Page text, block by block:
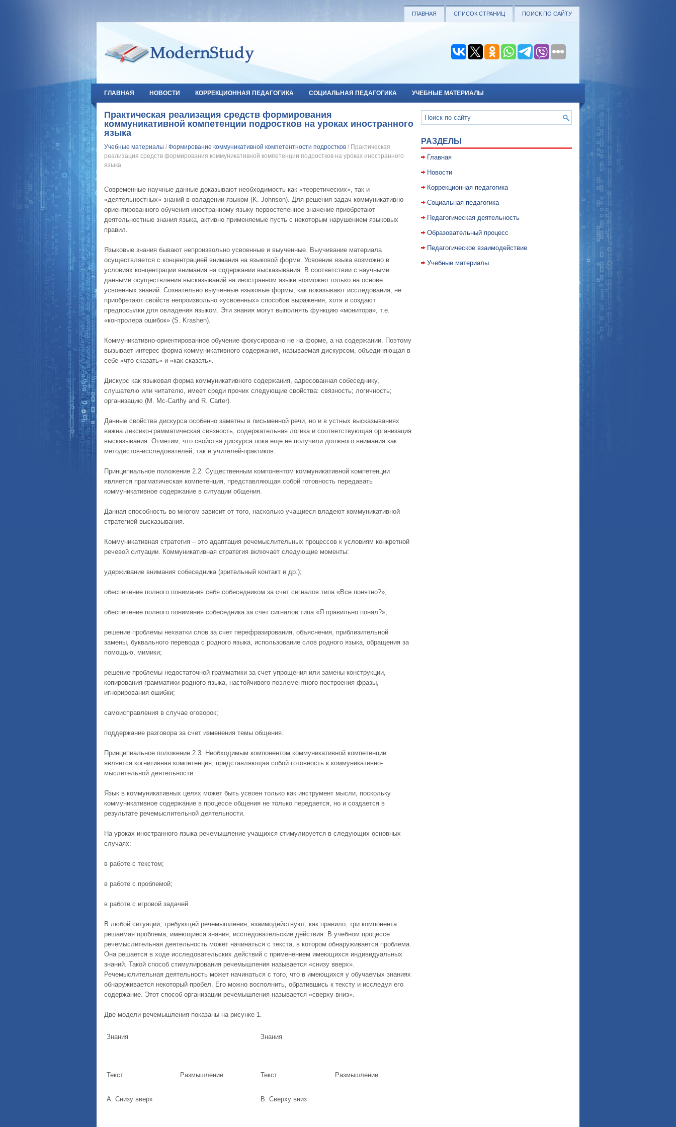
ГЛАВНАЯ СПИСОК СТРАНИЦ ПОИСК ПО САЙТУ
ГЛАВНАЯ НОВОСТИ КОРРЕКЦИОННАЯ ПЕДАГОГИКА СОЦИАЛЬНАЯ ПЕДАГОГИКА УЧЕБНЫЕ МАТЕРИАЛЫ
Практическая реализация средств формирования
коммуникативной компетенции подростков на уроках иностранного
языка
Учебные материалы / Формирование коммуникативной компетентности подростков / Практическая
реализация средств формирования коммуникативной компетенции подростков на уроках иностранного
языка
Современные научные данные доказывают необходимость как «теоретических», так и
«деятельностных» знаний в овладении языком (K. Johnson). Для решения задач коммуникативно-
ориентированного обучения иностранному языку первостепенное значение приобретают
деятельностные знания языка, активно применяемые пусть с некоторым нарушением языковых
правил.
Языковые знания бывают непроизвольно усвоенные и выученные. Выучивание материала
осуществляется с концентрацией внимания на языковой форме. Усвоение языка возможно в
условиях концентрации внимания на содержании высказывания. В соответствии с научными
данными осуществления высказываний на иностранном языке возможно только на основе
усвоенных знаний. Сознательно выученные языковые формы, как показывают исследования, не
приобретают свойств непроизвольно «усвоенных» способов выражения, хотя и создают
предпосылки для овладения языком. Эти знания могут выполнять функцию «монитора», т.е.
«контролера ошибок» (S. Krashen).
Коммуникативно-ориентированное обучение фокусировано не на форме, а на содержании. Поэтому
вызывает интерес форма коммуникативного содержания, называемая дискурсом, объединяющая в
себе «что сказать» и «как сказать».
Дискурс как языковая форма коммуникативного содержания, адресованная собеседнику,
слушателю или читателю, имеет среди прочих следующие свойства: связность; логичность;
организацию (M. Mc-Carthy and R. Carter).
Данные свойства дискурса особенно заметны в письменной речи, но и в устных высказываниях
важна лексико-грамматическая связность, содержательная логика и соответствующая организация
высказывания. Отметим, что свойства дискурса пока еще не получили должного внимания как
методистов-исследователей, так и учителей-практиков.
Принципиальное положение 2.2. Существенным компонентом коммуникативной компетенции
является прагматическая компетенция, представляющая собой готовность передавать
коммуникативное содержание в ситуации общения.
Данная способность во многом зависит от того, насколько учащиеся владеют коммуникативной
стратегией высказывания.
Коммуникативная стратегия – это адаптация речемыслительных процессов к условиям конкретной
речевой ситуации. Коммуникативная стратегия включает следующие моменты:
удерживание внимания собеседника (зрительный контакт и др.);
обеспечение полного понимания себя собеседником за счет сигналов типа «Все понятно?»;
обеспечение полного понимания собеседника за счет сигналов типа «Я правильно понял?»;
решение проблемы нехватки слов за счет перефразирования, объяснения, приблизительной
замены, буквального перевода с родного языка, использование слов родного языка, обращения за
помощью, мимики;
решение проблемы недостаточной грамматики за счет упрощения или замены конструкции,
копирования грамматики родного языка, настойчивого поэлементного построения фразы,
игнорирования ошибки;
самоисправления в случае оговорок;
поддержание разговора за счет изменения темы общения.
Принципиальное положение 2.3. Необходимым компонентом коммуникативной компетенции
является когнитивная компетенция, представляющая собой готовность к коммуникативно-
мыслительной деятельности.
Язык в коммуникативных целях может быть усвоен только как инструмент мысли, поскольку
коммуникативное содержание в процессе общения не только передается, но и создается в
результате речемыслительной деятельности.
На уроках иностранного языка речемышление учащихся стимулируется в следующих основных
случаях:
в работе с текстом;
в работе с проблемой;
в работе с игровой задачей.
В любой ситуации, требующей речемышления, взаимодействуют, как правило, три компонента:
решаемая проблема, имеющиеся знания, исследовательские действия. В учебном процессе
речемыслительная деятельность может начинаться с текста, в котором обнаруживается проблема.
Она решается в ходе исследовательских действий с применением имеющихся индивидуальных
знаний. Такой способ стимулирования речемышления называется «снизу вверх».
Речемыслительная деятельность может начинаться с того, что в имеющихся у обучаемых знаниях
обнаруживается некоторый пробел. Его можно восполнить, обратившись к тексту и исследуя его
содержание. Этот способ организации речемышления называется «сверху вниз».
Две модели речемышления показаны на рисунке 1.
Знания Знания
Текст Размышление Текст Размышление
А. Снизу вверх В. Сверху вниз
РАЗДЕЛЫ
Главная
Новости
Коррекционная педагогика
Социальная педагогика
Педагогическая деятельность
Образовательный процесс
Педагогическое взаимодействие
Учебные материалы